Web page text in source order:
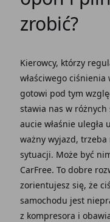
zrobić?
Kierowcy, którzy
właściwego ciśnienia
gotowi pod tym
stawia nas w różnych
aucie właśnie uległa
ważny wyjazd,
sytuacji. Może być
CarFree. To dobre
zorientujesz się, że
samochodu jest
z kompresora i